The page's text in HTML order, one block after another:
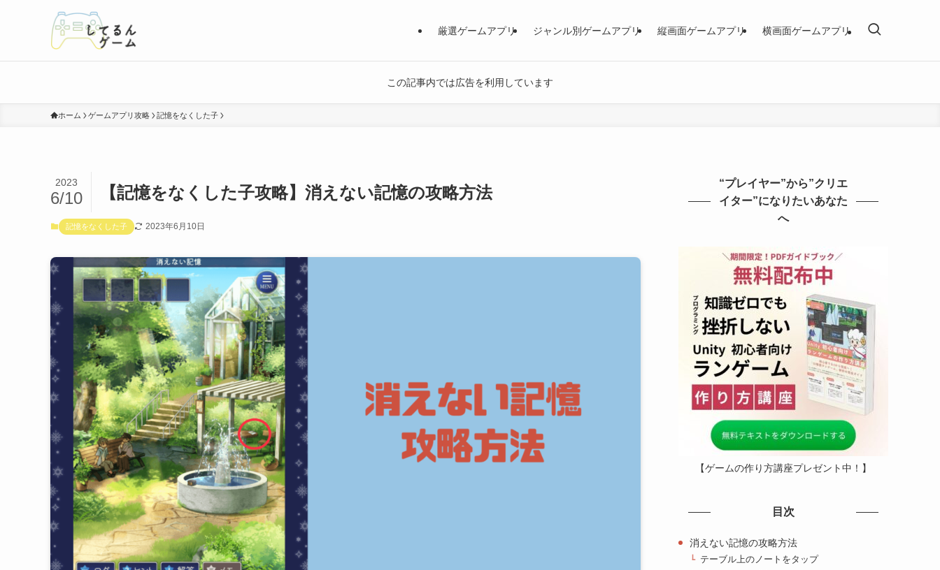
厳選ゲームアプリ ジャンル別ゲームアプリ 縦画面ゲームアプリ 横画面ゲームアプリ
この記事内では広告を利用しています
ホーム ゲームアプリ攻略 記憶をなくした子
【記憶をなくした子攻略】消えない記憶の攻略方法
2023
6/10
記憶をなくした子 2023年6月10日
“プレイヤー”から”クリエ
イター”になりたいあなた
へ
【ゲームの作り方講座プレゼント中！】
目次
消えない記憶の攻略方法
テーブル上のノートをタップ